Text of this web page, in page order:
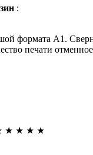
:
формата А1.
печати
★ ★ ★ ★